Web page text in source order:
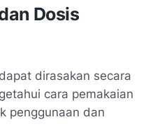
Dosis
dirasakan secara
cara pemakaian
penggunaan dan